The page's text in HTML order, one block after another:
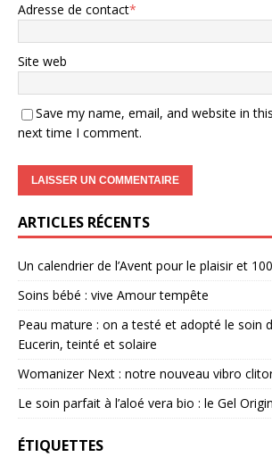
Adresse de contact*
Site web
Save my name, email, and website in
next time I comment.
ARTICLES RÉCENTS
Un calendrier de l’Avent pour le plaisir et
Soins bébé : vive Amour tempête
Peau mature : on a testé et adopté le soin
Eucerin, teinté et solaire
Womanizer Next : notre nouveau vibro
Le soin parfait à l’aloé vera bio : le Gel
ÉTIQUETTES